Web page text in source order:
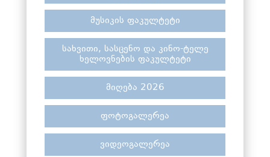
მუსიკის ფაკულტეტი
სახვითი, სასცენო და კინო-ტელე
ხელოვნების ფაკულტეტი
მიღება 2026
ფოტოგალერეა
ვიდეოგალერეა